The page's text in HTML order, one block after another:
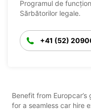
Programul de
Sărbătorilor legale.
+41 (52)
Benefit from
for a seamless car hire